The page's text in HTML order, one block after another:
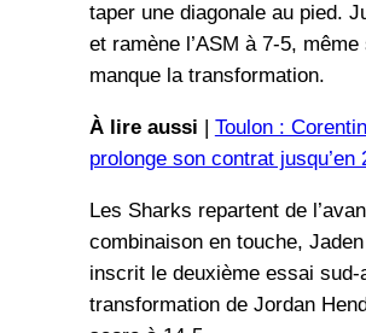
taper une diagonale au pied.
et ramène l’ASM à 7-5,
manque la transformation.
À lire aussi | Toulon :
prolonge son contrat jusqu’en
Les Sharks repartent de
combinaison en touche,
inscrit le deuxième essai sud-
transformation de Jordan